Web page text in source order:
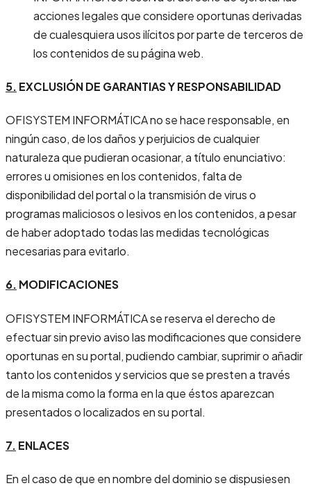
acciones legales que considere oportunas derivadas
de cualesquiera usos ilícitos por parte de terceros de
los contenidos de su página web.
5. EXCLUSIÓN DE GARANTIAS Y RESPONSABILIDAD
OFISYSTEM INFORMÁTICA no se hace responsable, en
ningún caso, de los daños y perjuicios de cualquier
naturaleza que pudieran ocasionar, a título enunciativo:
errores u omisiones en los contenidos, falta de
disponibilidad del portal o la transmisión de virus o
programas maliciosos o lesivos en los contenidos, a pesar
de haber adoptado todas las medidas tecnológicas
necesarias para evitarlo.
6. MODIFICACIONES
OFISYSTEM INFORMÁTICA se reserva el derecho de
efectuar sin previo aviso las modificaciones que considere
oportunas en su portal, pudiendo cambiar, suprimir o añadir
tanto los contenidos y servicios que se presten a través
de la misma como la forma en la que éstos aparezcan
presentados o localizados en su portal.
7. ENLACES
En el caso de que en nombre del dominio se dispusiesen